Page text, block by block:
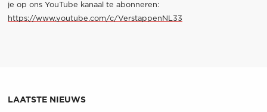
je op ons YouTube kanaal te abonneren:
https://www.youtube.com/c/VerstappenNL33
LAATSTE NIEUWS